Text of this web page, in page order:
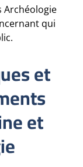
Archéologie
qui
et
et